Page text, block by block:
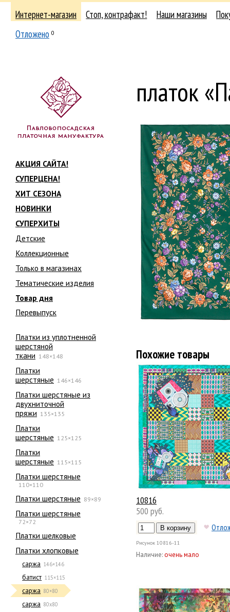
Интернет-магазин Стоп, контрафакт! Наши магазины
Отложено 0
АКЦИЯ САЙТА!
СУПЕРЦЕНА!
ХИТ СЕЗОНА
НОВИНКИ
СУПЕРХИТЫ
Детские
Коллекционные
Только в магазинах
Тематические изделия
Товар дня
Перевыпуск
Платки из уплотненной
шерстяной
ткани 148×148
Платки
шерстяные 146×146
Платки шерстяные из
двухниточной
пряжи 135×135
Платки
шерстяные 125×125
Платки
шерстяные 115×115
Платки шерстяные
110×110
Платки шерстяные 89×89
Платки шерстяные
72×72
Платки шелковые
Платки хлопковые
саржа 146×146
батист 115×115
саржа 80×80
саржа 80х80
платок
Похожие товары
10816
500 руб.
Рисунок 10816-11
Наличие:очень мало